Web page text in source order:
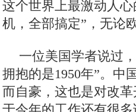
第一次工业革命是
的原因，我们都错过
第二次工业革命中该
次工业革命，即互联
走在世界前沿了，很